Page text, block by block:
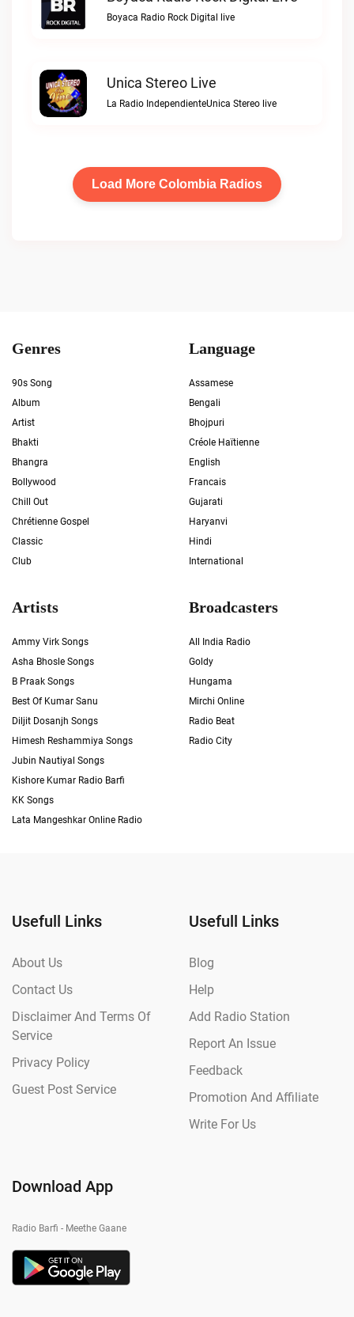
Boyaca Radio Rock Digital live
Unica Stereo Live
La Radio IndependienteUnica Stereo live
Load More Colombia Radios
Genres
90s Song
Album
Artist
Bhakti
Bhangra
Bollywood
Chill Out
Chrétienne Gospel
Classic
Club
Language
Assamese
Bengali
Bhojpuri
Créole Haïtienne
English
Francais
Gujarati
Haryanvi
Hindi
International
Artists
Ammy Virk Songs
Asha Bhosle Songs
B Praak Songs
Best Of Kumar Sanu
Diljit Dosanjh Songs
Himesh Reshammiya Songs
Jubin Nautiyal Songs
Kishore Kumar Radio Barfi
KK Songs
Lata Mangeshkar Online Radio
Broadcasters
All India Radio
Goldy
Hungama
Mirchi Online
Radio Beat
Radio City
Usefull Links
About Us
Contact Us
Disclaimer And Terms Of
Service
Privacy Policy
Guest Post Service
Usefull Links
Blog
Help
Add Radio Station
Report An Issue
Feedback
Promotion And Affiliate
Write For Us
Download App
Radio Barfi - Meethe Gaane